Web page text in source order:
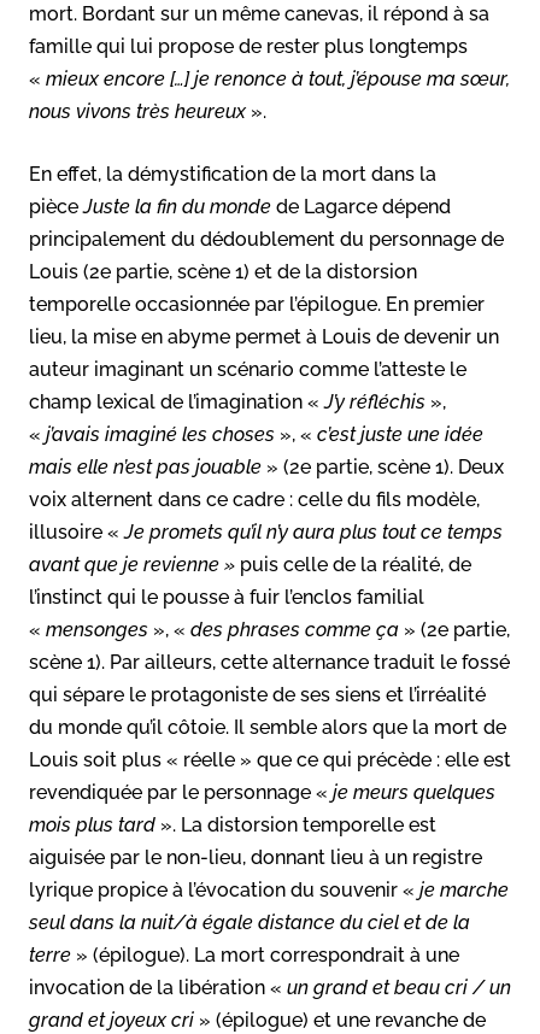
mort. Bordant sur un même canevas, il répond à sa
famille qui lui propose de rester plus longtemps
« mieux encore […] je renonce à tout, j’épouse ma sœur,
nous vivons très heureux».
En effet, la démystification de la mort dans la
pièceJuste la fin du monde de Lagarce dépend
principalement du dédoublement du personnage de
Louis (2e partie, scène 1) et de la distorsion
temporelle occasionnée par l’épilogue. En premier
lieu, la mise en abyme permet à Louis de devenir un
auteur imaginant un scénario comme l’atteste le
champ lexical de l’imagination «J’y réfléchis »,
« j’avais imaginé les choses », « c’est juste une idée
mais elle n’est pas jouable » (2e partie, scène 1). Deux
voix alternent dans ce cadre : celle du fils modèle,
illusoire «Je promets qu’il n’y aura plus tout ce temps
avant que je revienne » puis celle de la réalité, de
l’instinct qui le pousse à fuir l’enclos familial
« mensonges », « des phrases comme ça » (2e partie,
scène 1). Par ailleurs, cette alternance traduit le fossé
qui sépare le protagoniste de ses siens et l’irréalité
du monde qu’il côtoie. Il semble alors que la mort de
Louis soit plus « réelle » que ce qui précède : elle est
revendiquée par le personnage « je meurs quelques
mois plus tard ». La distorsion temporelle est
aiguisée par le non-lieu, donnant lieu à un registre
lyrique propice à l’évocation du souvenir « je marche
seul dans la nuit/à égale distance du ciel et de la
terre » (épilogue). La mort correspondrait à une
invocation de la libération « un grand et beau cri / un
grand et joyeux cri » (épilogue) et une revanche de